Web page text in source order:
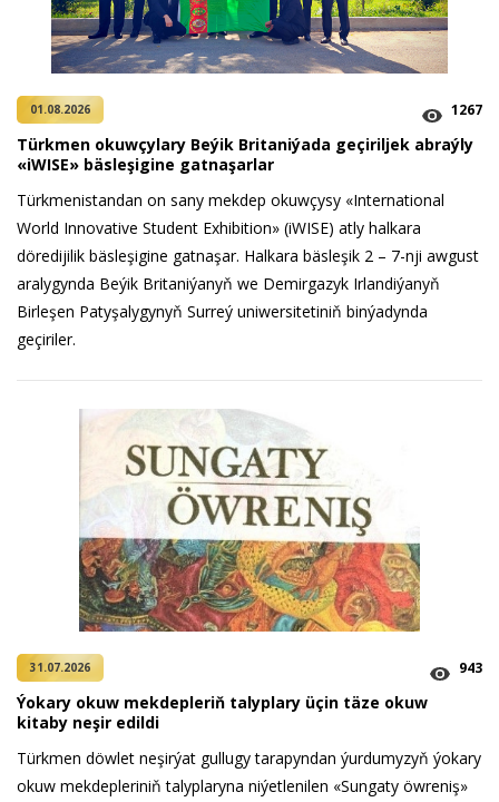
01.08.2026 1267
Türkmen okuwçylary Beýik Britaniýada geçiriljek abraýly
«iWISE» bäsleşigine gatnaşarlar
Türkmenistandan on sany mekdep okuwçysy «International
World Innovative Student Exhibition» (iWISE) atly halkara
döredijilik bäsleşigine gatnaşar. Halkara bäsleşik 2 – 7-nji awgust
aralygynda Beýik Britaniýanyň we Demirgazyk Irlandiýanyň
Birleşen Patyşalygynyň Surreý uniwersitetiniň binýadynda
geçiriler.
31.07.2026 943
Ýokary okuw mekdepleriň talyplary üçin täze okuw
kitaby neşir edildi
Türkmen döwlet neşirýat gullugy tarapyndan ýurdumyzyň ýokary
okuw mekdepleriniň talyplaryna niýetlenilen «Sungaty öwreniş»